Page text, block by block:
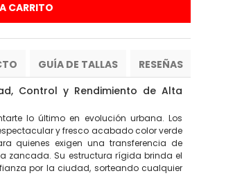
CARRITO
GUÍA DE TALLAS
RESEÑAS
Control y Rendimiento de Alta
lo último en evolución urbana. Los
y fresco acabado color verde
quienes exigen una transferencia de
zancada. Su estructura rígida brinda el
por la ciudad, sorteando cualquier